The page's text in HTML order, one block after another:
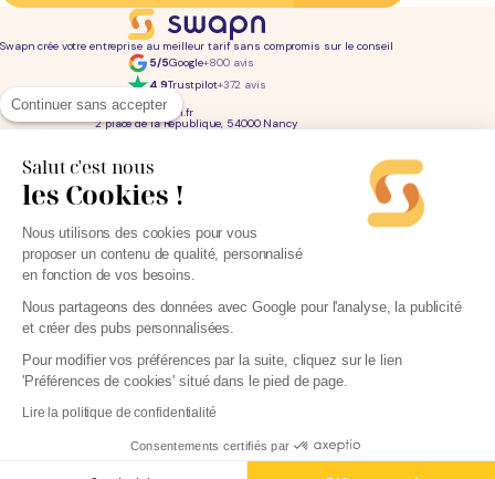
Continuer sans accepter
Salut c'est nous
les Cookies !
Nous utilisons des cookies pour vous
proposer un contenu de qualité, personnalisé
en fonction de vos besoins.
Nous partageons des données avec Google pour l'analyse, la publicité
et créer des pubs personnalisées.
Pour modifier vos préférences par la suite, cliquez sur le lien
'Préférences de cookies' situé dans le pied de page.
Lire la politique de confidentialité
Consentements certifiés par
Swapn crée votre entreprise au meilleur tarif sans compromis sur le conseil
5/5Google+800 avis
4,9Trustpilot+372 avis
01 76 31 04 86
bonjour@swapn.fr
2 place de la République, 54000 Nancy
Services
Comptabilité pas cher
Offres de comptabilité par métier
Offres de comptabilité par ville
Tarifs
Devis comptable gratuit
Liens utiles
Découvrez Swapn
Avis clients
Devenir partenaire
Engagements éthiques
L-Expert-Comptable.com
La news' des entrepreneurs
pour en savoir plus.
Simulateurs et calculateurs Webinaires